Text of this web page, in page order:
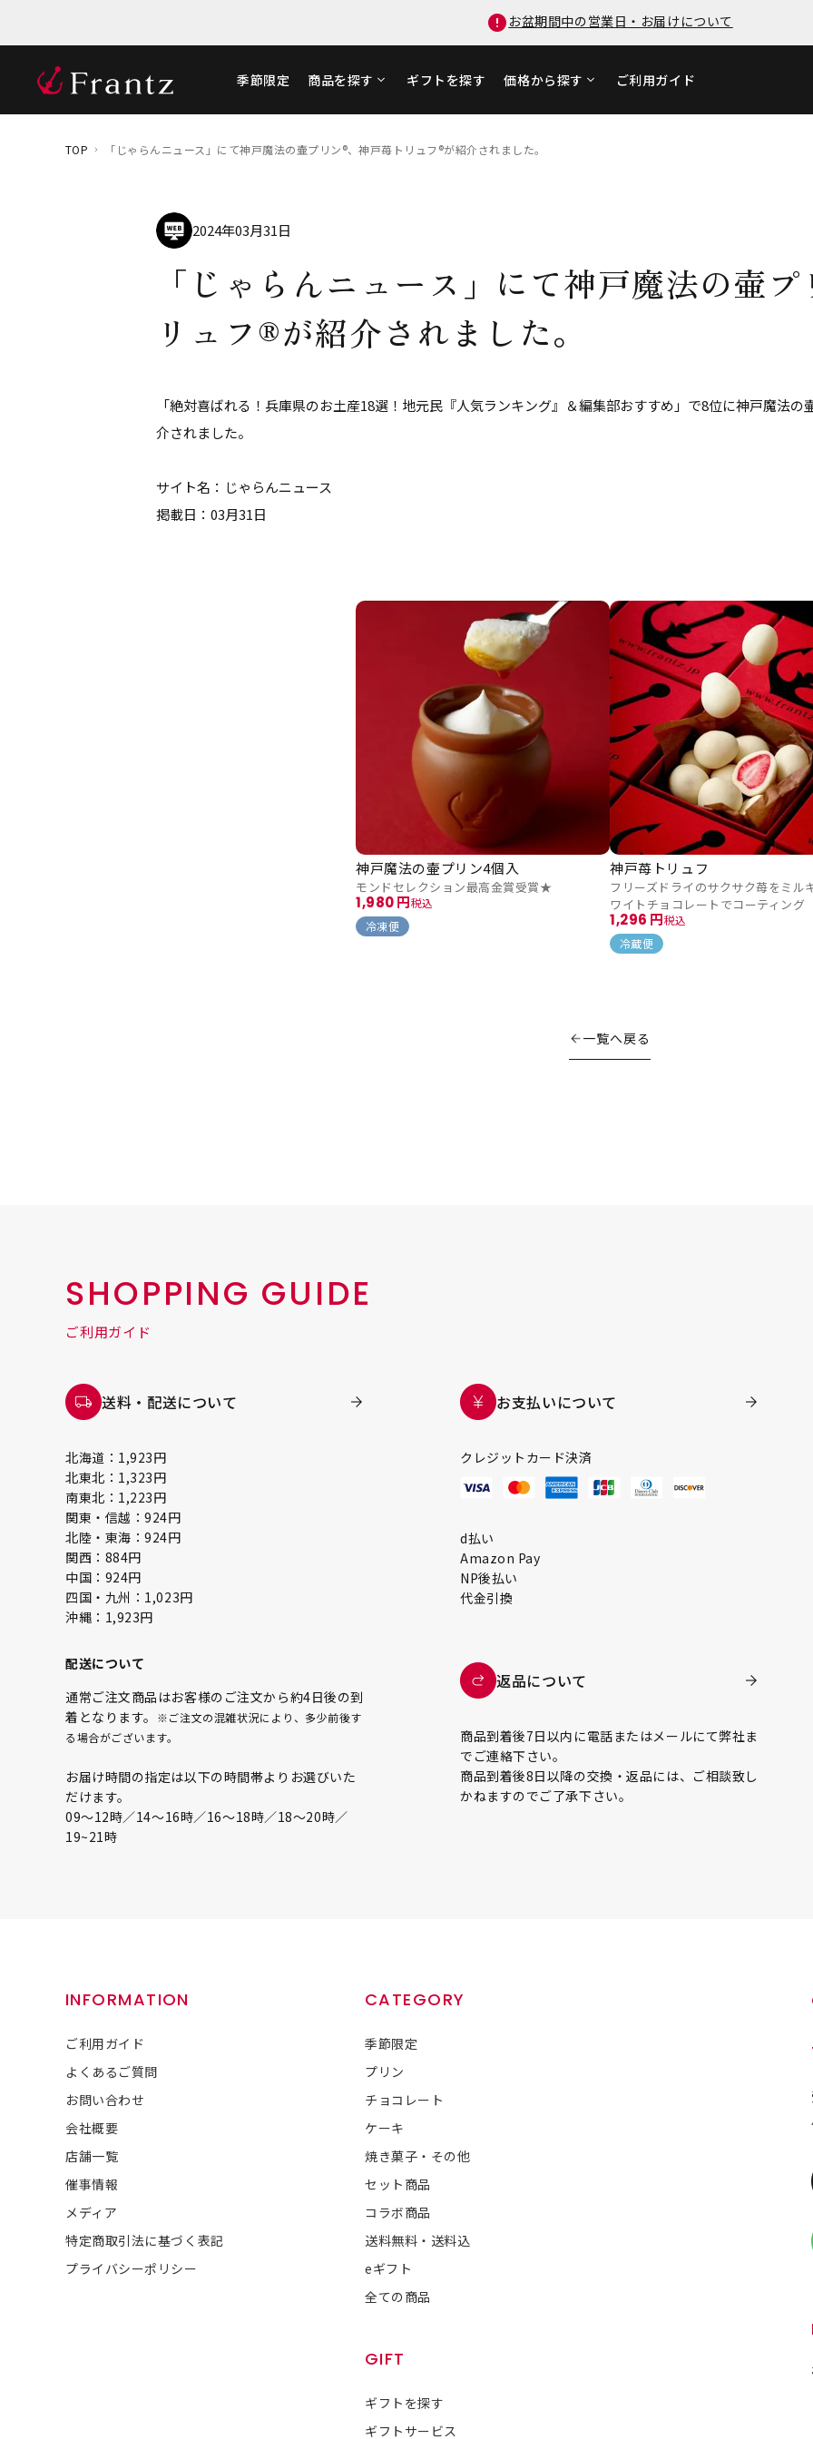
お盆期間中の営業日・お届けについて
季節限定 商品を探す ギフトを探す 価格から探す ご利用ガイド
TOP 「じゃらんニュース」にて神戸魔法の壷プリン®、神戸苺トリュフ®が紹介されました。
2024年03月31日
「じゃらんニュース」にて神戸魔法の壷
リュフ®が紹介されました。
「絶対喜ばれる！兵庫県のお土産18選！地元民『人気ランキング』＆編集部おすすめ」で8位に神戸魔法
介されました。
サイト名：じゃらんニュース
掲載日：03月31日
モンドセレクション最高金賞受賞★
神戸魔法の壷プリン4個入
冷凍便
1,980 税込
フリーズドライのサクサク苺をミル
ワイトチョコレートでコーティング
神戸苺トリュフ
冷蔵便
1,296 税込
一覧へ戻る
SHOPPING GUIDE
ご利用ガイド
送料・配送について
北海道：1,923円
北東北：1,323円
南東北：1,223円
関東・信越：924円
北陸・東海：924円
関西：884円
中国：924円
四国・九州：1,023円
沖縄：1,923円
配送について
通常ご注文商品はお客様のご注文から約4日後の到
着となります。
※ご注文の混雑状況により、多少前後す
る場合がございます。
お届け時間の指定は以下の時間帯よりお選びいた
だけます。
09〜12時／14〜16時／16〜18時／18〜20時／
19~21時
お支払いについて
クレジットカード決済
d払い
Amazon Pay
NP後払い
代金引換
返品について
商品到着後7日以内に電話またはメールにて弊社ま
でご連絡下さい。
商品到着後8日以降の交換・返品には、ご相談致し
かねますのでご了承下さい。
INFORMATION
ご利用ガイド
よくあるご質問
お問い合わせ
会社概要
店舗一覧
催事情報
メディア
特定商取引法に基づく表記
プライバシーポリシー
CATEGORY
季節限定
プリン
チョコレート
ケーキ
焼き菓子・その他
セット商品
コラボ商品
送料無料・送料込
eギフト
全ての商品
GIFT
ギフトを探す
ギフトサービス